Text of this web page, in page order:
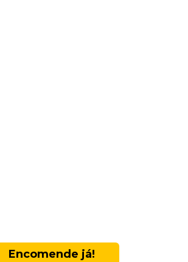
Encomende já!